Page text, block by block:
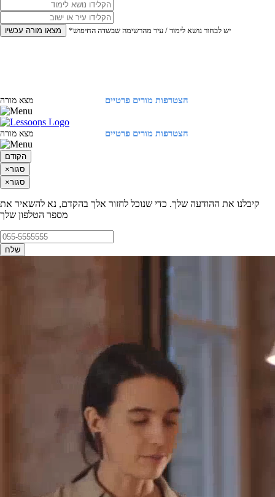
מצאו מורה עכשיו *יש לבחור נושא לימוד / עיר מהרשימה שבשדה החיפוש
הצטרפות מורים פרטיים מצא מורה
הצטרפות מורים פרטיים מצא מורה
הקודם
×סגור
×סגור
קיבלנו את ההודעה שלך. כדי שנוכל לחזור אלך בהקדם, נא להשאיר את
מספר הטלפון שלך
שלח